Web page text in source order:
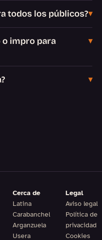
todos los públicos?
o impro para
Cerca de
Latina
Carabanchel
Arganzuela
Usera
Legal
Aviso legal
Política de
privacidad
Cookies